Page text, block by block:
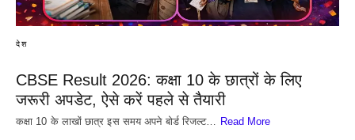
देश
CBSE Result 2026: कक्षा 10 के छात्रों के लिए
जरूरी अपडेट, ऐसे करें पहले से तैयारी
कक्षा 10 के लाखों छात्र इस समय अपने बोर्ड रिजल्ट… Read More